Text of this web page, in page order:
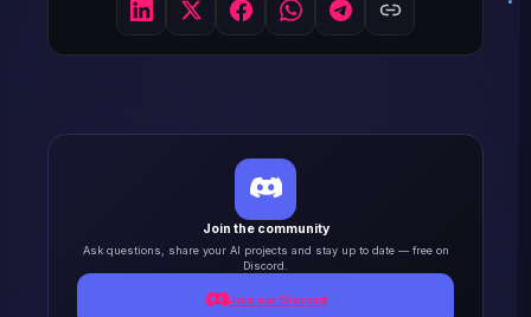
Join the community
Ask questions, share your AI projects and stay up to date — free on
Discord.
Join our Discord